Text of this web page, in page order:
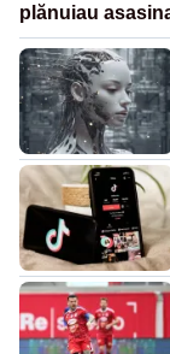
plănuiau